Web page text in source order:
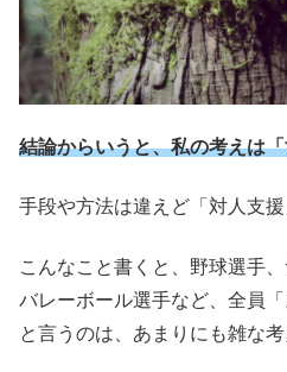
結論からいうと、私の考えは
手段や方法は違えど「対人支援
こんなこと書くと、野球選手
バレーボール選手など、全員
と言うのは、あまりにも雑な